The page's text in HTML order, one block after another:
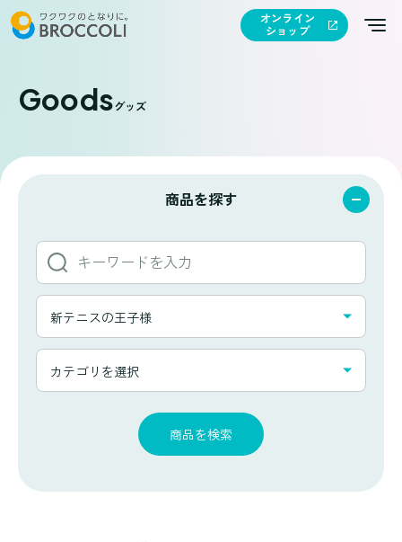
オンライン
ショップ
Goodsグッズ
商品を探す
キ
ワ
ド
か
タ
ト
一
新テニスの王子様
カ
カテゴリを選択
商品を検索